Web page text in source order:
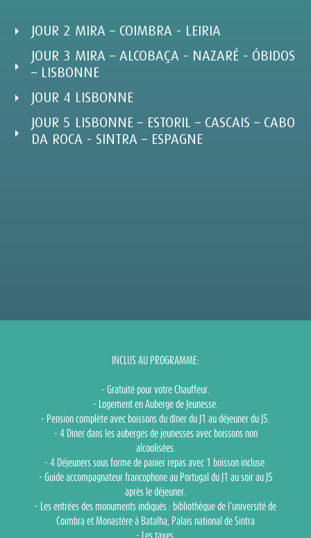
JOUR 2 MIRA – COIMBRA - LEIRIA
JOUR 3 MIRA – ALCOBAÇA - NAZARÉ - ÓBIDOS
– LISBONNE
JOUR 4 LISBONNE
JOUR 5 LISBONNE – ESTORIL – CASCAIS – CABO
DA ROCA - SINTRA – ESPAGNE
INCLUS AU PROGRAMME:
- Gratuité pour votre Chauffeur.
- Logement en Auberge de Jeunesse.
- Pension complète avec boissons du dîner du J1 au déjeuner du J5.
- 4 Diner dans les auberges de jeunesses avec boissons non
alcoolisées.
- 4 Déjeuners sous forme de panier repas avec 1 boisson incluse.
- Guide accompagnateur francophone au Portugal du J1 au soir au J5
après le déjeuner.
- Les entrées des monuments indiqués : bibliothèque de l´université de
Coimbra et Monastère à Batalha, Palais national de Sintra
- Les taxes.